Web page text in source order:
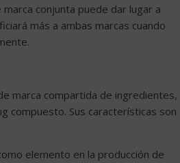
conjunta puede dar lugar a
más a ambas marcas cuando
marca compartida de ingredientes,
compuesto. Sus características son
elemento en la producción de